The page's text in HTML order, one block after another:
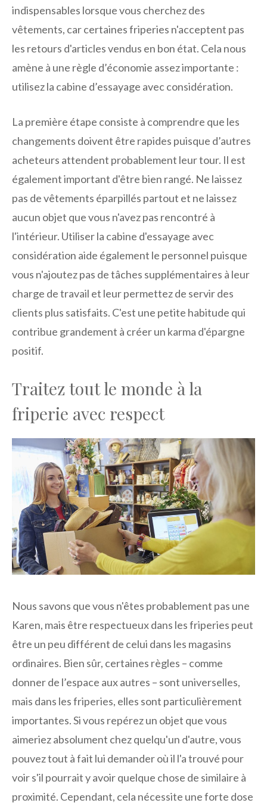
indispensables lorsque vous cherchez des
vêtements, car certaines friperies n'acceptent pas
les retours d'articles vendus en bon état. Cela nous
amène à une règle d’économie assez importante :
utilisez la cabine d’essayage avec considération.
La première étape consiste à comprendre que les
changements doivent être rapides puisque d’autres
acheteurs attendent probablement leur tour. Il est
également important d'être bien rangé. Ne laissez
pas de vêtements éparpillés partout et ne laissez
aucun objet que vous n'avez pas rencontré à
l'intérieur. Utiliser la cabine d'essayage avec
considération aide également le personnel puisque
vous n'ajoutez pas de tâches supplémentaires à leur
charge de travail et leur permettez de servir des
clients plus satisfaits. C'est une petite habitude qui
contribue grandement à créer un karma d'épargne
positif.
Traitez tout le monde à la
friperie avec respect
Nous savons que vous n'êtes probablement pas une
Karen, mais être respectueux dans les friperies peut
être un peu différent de celui dans les magasins
ordinaires. Bien sûr, certaines règles – comme
donner de l’espace aux autres – sont universelles,
mais dans les friperies, elles sont particulièrement
importantes. Si vous repérez un objet que vous
aimeriez absolument chez quelqu'un d'autre, vous
pouvez tout à fait lui demander où il l'a trouvé pour
voir s'il pourrait y avoir quelque chose de similaire à
proximité. Cependant, cela nécessite une forte dose